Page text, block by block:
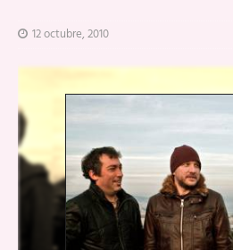
12 octubre, 2010